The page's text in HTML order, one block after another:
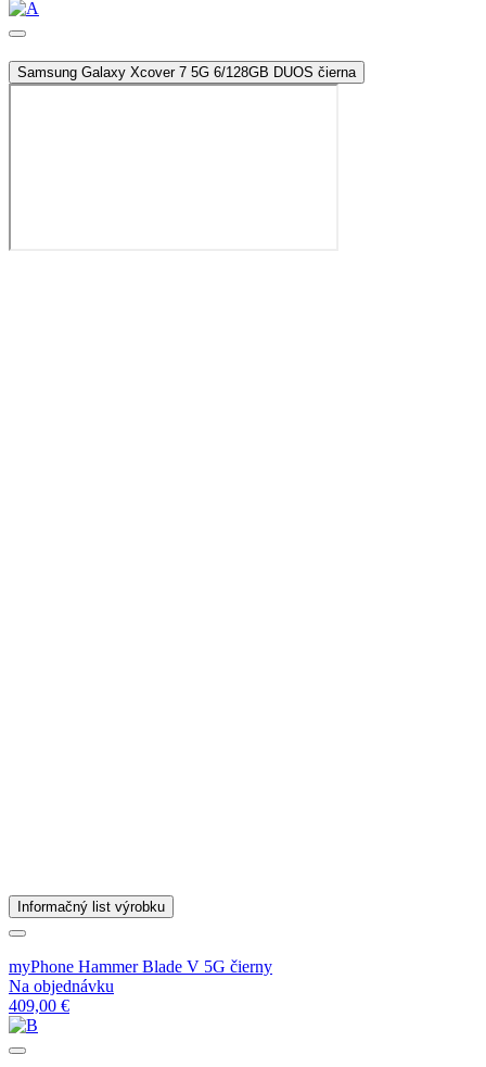
Samsung Galaxy Xcover 7 5G 6/128GB DUOS čierna
Informačný list výrobku
myPhone Hammer Blade V 5G čierny
Na objednávku
409,00 €